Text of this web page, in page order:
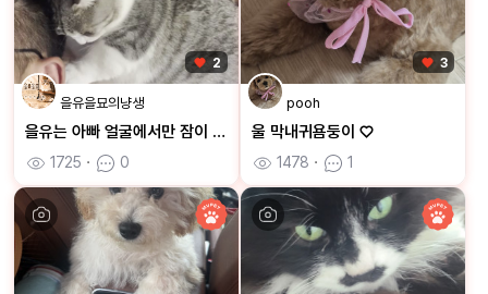
2
을유을묘의냥생
을유는 아빠 얼굴에서만 잠이 와요
1725 ㆍ 0
3
pooh
울 막내귀욤둥이 ♡
1478 ㆍ 1